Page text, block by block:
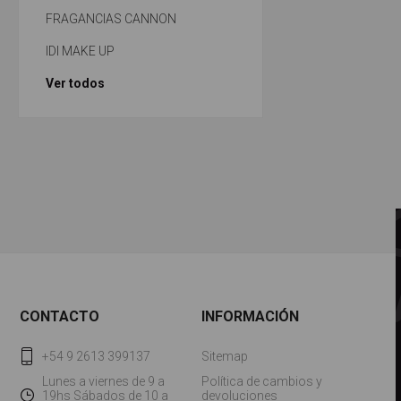
FRAGANCIAS CANNON
IDI MAKE UP
Ver todos
CONTACTO
+54 9 2613 399137
Lunes a viernes de 9 a
19hs Sábados de 10 a
INFORMACIÓN
Sitemap
Política de cambios y
devoluciones